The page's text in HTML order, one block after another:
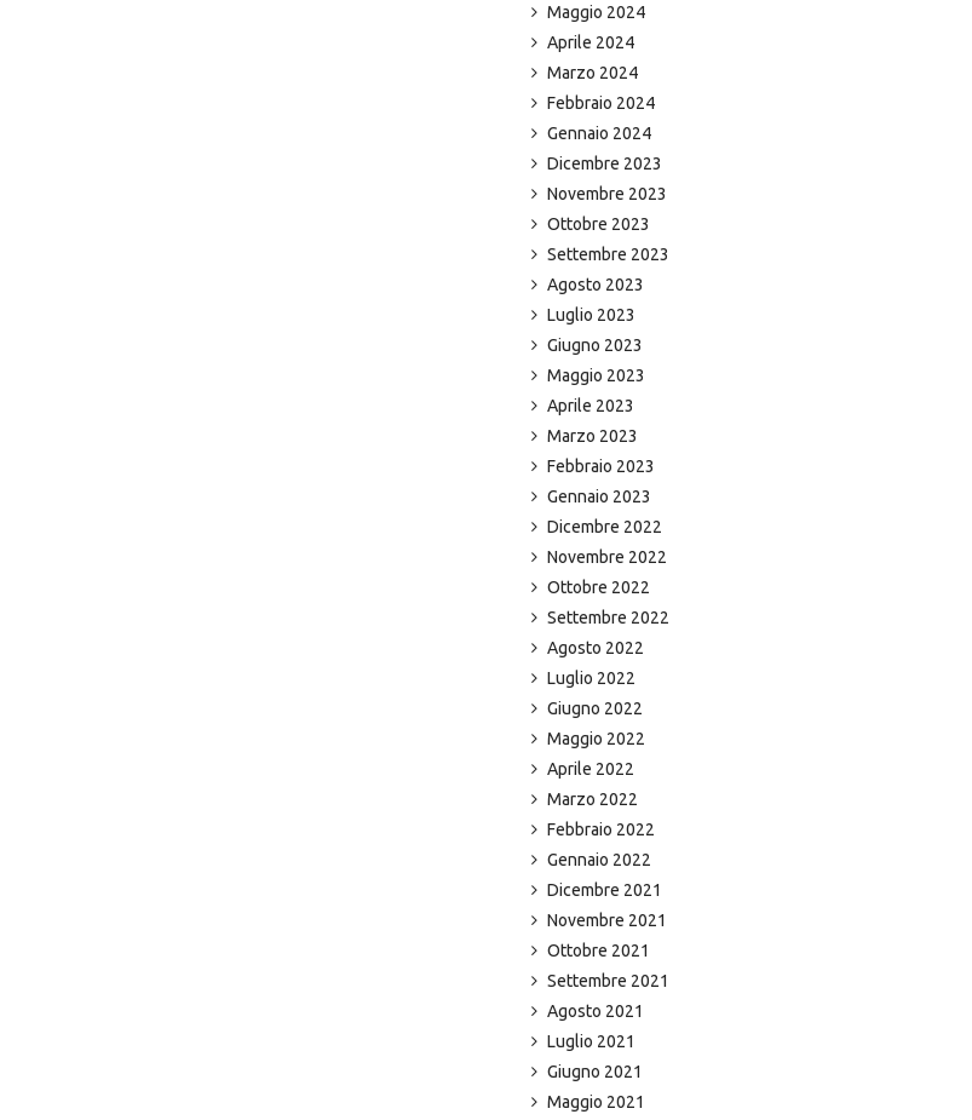
Maggio 2024
Aprile 2024
Marzo 2024
Febbraio 2024
Gennaio 2024
Dicembre 2023
Novembre 2023
Ottobre 2023
Settembre 2023
Agosto 2023
Luglio 2023
Giugno 2023
Maggio 2023
Aprile 2023
Marzo 2023
Febbraio 2023
Gennaio 2023
Dicembre 2022
Novembre 2022
Ottobre 2022
Settembre 2022
Agosto 2022
Luglio 2022
Giugno 2022
Maggio 2022
Aprile 2022
Marzo 2022
Febbraio 2022
Gennaio 2022
Dicembre 2021
Novembre 2021
Ottobre 2021
Settembre 2021
Agosto 2021
Luglio 2021
Giugno 2021
Maggio 2021